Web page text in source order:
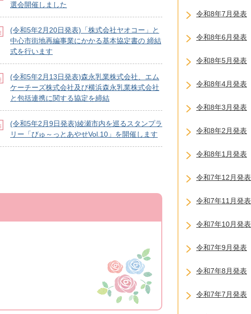
選会開催しました
(令和5年2月20日発表)「株式会社ヤオコー」と
中心市街地再編事業にかかる基本協定書の 締結
式を行います
(令和5年2月13日発表)森永乳業株式会社、エム
ケーチーズ株式会社及び横浜森永乳業株式会社
と包括連携に関する協定を締結
(令和5年2月9日発表)綾瀬市内を巡るスタンプラ
リー「びゅ～っとあやせVol.10」を開催します
令和8年7月発表
令和8年6月発表
令和8年5月発表
令和8年4月発表
令和8年3月発表
令和8年2月発表
令和8年1月発表
令和7年12月発表
令和7年11月発表
令和7年10月発表
令和7年9月発表
令和7年8月発表
令和7年7月発表